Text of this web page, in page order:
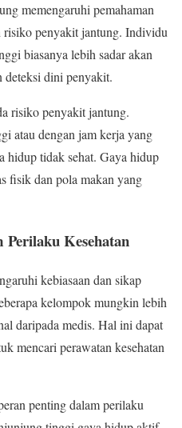
memengaruhi pemahaman
risiko penyakit jantung. Individu
biasanya lebih sadar akan
deteksi dini penyakit.
risiko penyakit jantung.
atau dengan jam kerja yang
hidup tidak sehat. Gaya hidup
fisik dan pola makan yang
Kesehatan
kebiasaan dan sikap
kelompok mungkin lebih
daripada medis. Hal ini dapat
mencari perawatan kesehatan
penting dalam perilaku